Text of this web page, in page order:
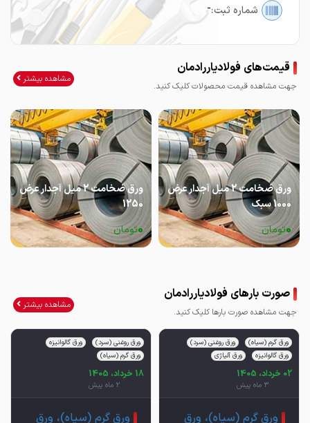
شماره ثبت:-
قیمت‌های فولادیاررادمان
جهت مشاهده قیمت محصولات کلیک کنید.
مشاهده بیشتر
ورق ضخامت 2 میل آجدار عرض
1000 سبک
0تومان
ورق ضخامت 2 میل آجدار عرض
1250
0تومان
صورت بارهای فولادیاررادمان
جهت مشاهده صورت بارها کلیک کنید.
مشاهده بیشتر
ورق گرم (سیاه)
ورق روغنی (سرد)
ورق گالوانیزه
ورق آلیاژی
02 خرداد، 1405
3 ماه پیش
ورق گرم (سیاه)، ورق
ورق روغنی (سرد)
ورق گالوانیزه
ورق گرم (سیاه)
18 خرداد، 1405
2 ماه پیش
ورق گرم (سیاه)، ورق